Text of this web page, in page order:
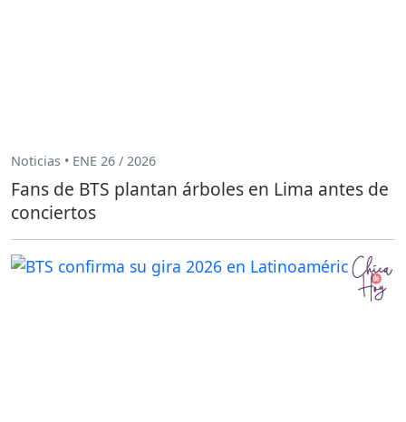
Noticias • ENE 26 / 2026
Fans de BTS plantan árboles en Lima antes de
conciertos